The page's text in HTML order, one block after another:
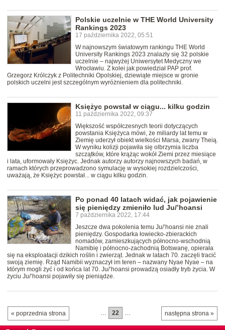
Polskie uczelnie w THE World University
Rankings 2023
17 października 2022, 05:51
W najnowszym światowym rankingu THE World
University Rankings 2023 znalazły się 32 polskie
uczelnie – najwyżej Uniwersytet Medyczny we
Wrocławiu. Z kolei jak powiedział PAP prof.
Grzegorz Królczyk z Politechniki Opolskiej, dziewiąte miejsce w gronie
polskich uczelni jest szczególnym wyróżnieniem dla politechniki.
Księżyc powstał w ciągu... kilku godzin
11 października 2022, 09:37
Większość współczesnych teorii dotyczących
powstania Księżyca mówi, że miliardy lat temu w
Ziemię uderzył obiekt wielkości Marsa, zwany Theią.
W wyniku kolizji pojawiła się olbrzymia liczba
szczątków, które krążąc wokół Ziemi przez miesiące
i lata, uformowały Księżyc. Jednak autorzy autorzy najnowszych badań, w
ramach których przeprowadzono symulację w wysokiej rozdzielczości,
uważają, że Księżyc powstał... w ciągu kilku godzin.
Po ponad 40 latach widać, jak pojawienie
się pieniędzy zmieniło lud Ju/’hoansi
7 października 2022, 17:44
Jeszcze dwa pokolenia temu Ju/’hoansi nie znali
pieniędzy. Gospodarka łowiecko-zbierackich
nomadów, zamieszkujących północno-wschodnią
Namibię i północno-zachodnią Botswanę, opierała
się na eksploatacji dzikich roślin i zwierząt. Jednak w latach 70. zaczęli tracić
swoją ziemię. Rząd Namibii wyznaczył im teren – nazwany Nyae Nyae – na
którym mogli żyć i od końca lat 70. Ju/’hoansi prowadzą osiadły tryb życia. W
życiu Ju/’hoansi pojawiły się pieniądze.
« poprzednia strona następna strona »
… 22 …